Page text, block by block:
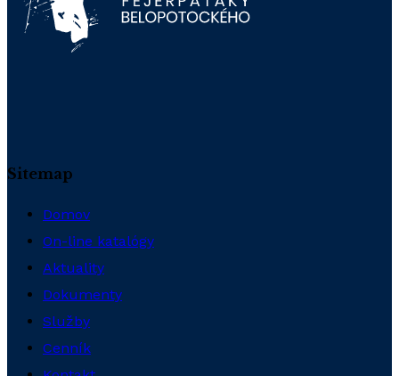
Sitemap
Domov
On-line katalógy
Aktuality
Dokumenty
Služby
Cenník